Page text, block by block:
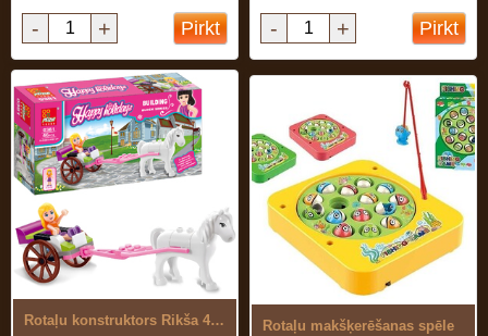
- + Pirkt - + Pirkt
Rotaļu konstruktors Rikša 46 el.
Rotaļu makšķerēšanas spēle